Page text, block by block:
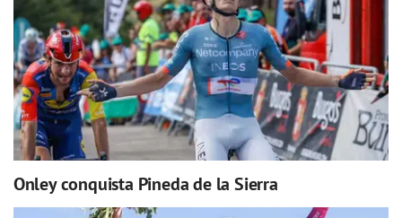
Onley conquista Pineda de la Sierra